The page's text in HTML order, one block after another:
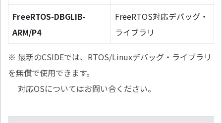
FreeRTOS-DBGLIB-
ARM/P4
FreeRTOS対応デバッグ・
ライブラリ
※ 最新のCSIDEでは、RTOS/Linuxデバッグ・ライブラリ
を無償で使用できます。
対応OSについてはお問い合ください。